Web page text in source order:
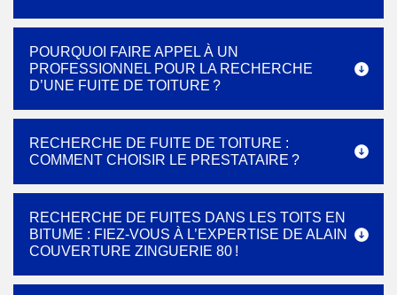
POURQUOI FAIRE APPEL À UN
PROFESSIONNEL POUR LA RECHERCHE
D’UNE FUITE DE TOITURE ?
RECHERCHE DE FUITE DE TOITURE :
COMMENT CHOISIR LE PRESTATAIRE ?
RECHERCHE DE FUITES DANS LES TOITS EN
BITUME : FIEZ-VOUS À L’EXPERTISE DE ALAIN
COUVERTURE ZINGUERIE 80 !